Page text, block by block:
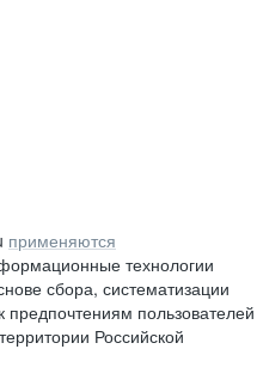
применяются
технологии
сбора, систематизации
пользователей
Российской